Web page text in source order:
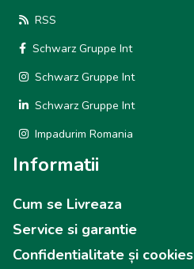
RSS
Schwarz Gruppe Int
Schwarz Gruppe Int
Schwarz Gruppe Int
Impadurim Romania
Informatii
Cum se Livreaza
Service si garantie
Confidentialitate și cookies